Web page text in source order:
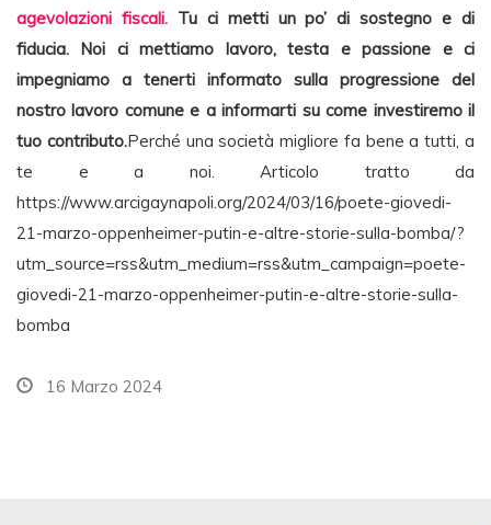
agevolazioni fiscali. Tu ci metti un po’ di sostegno e di
fiducia. Noi ci mettiamo lavoro, testa e passione e ci
impegniamo a tenerti informato sulla progressione del
nostro lavoro comune e a informarti su come investiremo il
tuo contributo.Perché una società migliore fa bene a tutti, a
te e a noi. Articolo tratto da
https://www.arcigaynapoli.org/2024/03/16/poete-giovedi-
21-marzo-oppenheimer-putin-e-altre-storie-sulla-bomba/?
utm_source=rss&utm_medium=rss&utm_campaign=poete-
giovedi-21-marzo-oppenheimer-putin-e-altre-storie-sulla-
bomba
16 Marzo 2024